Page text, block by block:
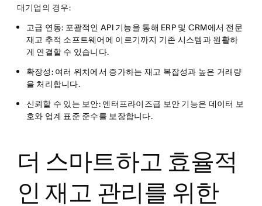
대기업의 경우:
고급 연동: 포괄적인 API 기능을 통해 ERP 및 CRM에서 전문
재고 추적 소프트웨어에 이르기까지 기존 시스템과 원활하
게 연결할 수 있습니다.
확장성: 여러 위치에서 증가하는 재고 복잡성과 높은 거래량
을 처리합니다.
신뢰할 수 있는 보안: 엔터프라이즈급 보안 기능은 데이터 보
호와 업계 표준 준수를 보장합니다.
더 스마트하고 효율적
인 재고 관리를 위한